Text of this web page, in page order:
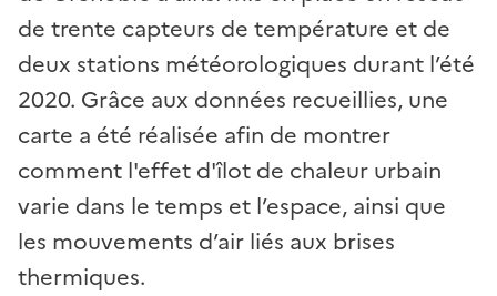
de trente capteurs de température et de
deux stations météorologiques durant l’été
2020. Grâce aux données recueillies, une
carte a été réalisée afin de montrer
comment l'effet d'îlot de chaleur urbain
varie dans le temps et l’espace, ainsi que
les mouvements d’air liés aux brises
thermiques.